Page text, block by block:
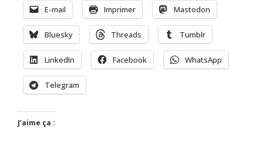
E-mail Imprimer Mastodon
Bluesky Threads Tumblr
LinkedIn Facebook WhatsApp
Telegram
J’aime ça :